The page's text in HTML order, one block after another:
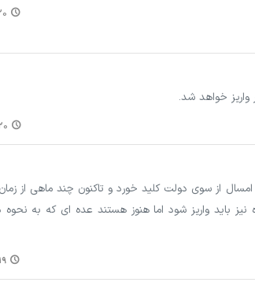
توزیع عادلانه یارانه‌ها از ۲۰ اردیبهشت ماه امسال از سوی دولت کلید خورد و تاکنون چند
۲۰ شهریور، یارانه شهریورماه نیز باید واریز شود اما هنوز هستند عده ای که